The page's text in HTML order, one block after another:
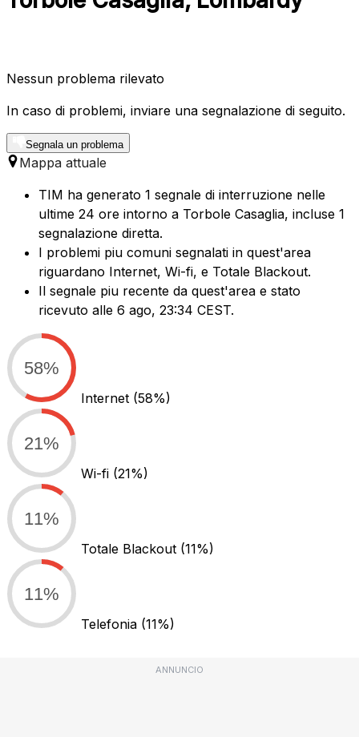
Nessun problema rilevato
In caso di problemi, inviare una segnalazione di seguito.
Segnala un problema
Mappa attuale
TIM ha generato 1 segnale di interruzione nelle
ultime 24 ore intorno a Torbole Casaglia, incluse 1
segnalazione diretta.
I problemi piu comuni segnalati in quest'area
riguardano Internet, Wi-fi, e Totale Blackout.
Il segnale piu recente da quest'area e stato
ricevuto alle 6 ago, 23:34 CEST.
58%
Internet (58%)
21%
Wi-fi (21%)
11%
Totale Blackout (11%)
11%
Telefonia (11%)
ANNUNCIO